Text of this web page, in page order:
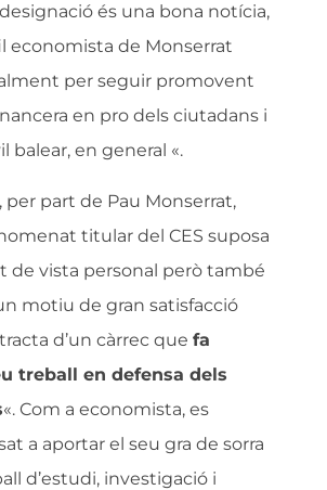
és una bona notícia,
economista de Monserrat
per seguir promovent
en pro dels ciutadans i
balear, en general «.
per part de Pau Monserrat,
titular del CES suposa
de vista personal però també
motiu de gran satisfacció
d’un càrrec que fa
treball en defensa dels
«. Com a economista, es
a aportar el seu gra de sorra
d’estudi, investigació i